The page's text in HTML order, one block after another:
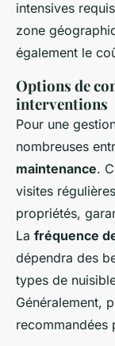
intensives
zone
également le
Options de
interventions
Pour une
nombreuses
maintenance.
visites
propriétés,
La fréquence
dépendra des
types de
Généralement,
recommandées